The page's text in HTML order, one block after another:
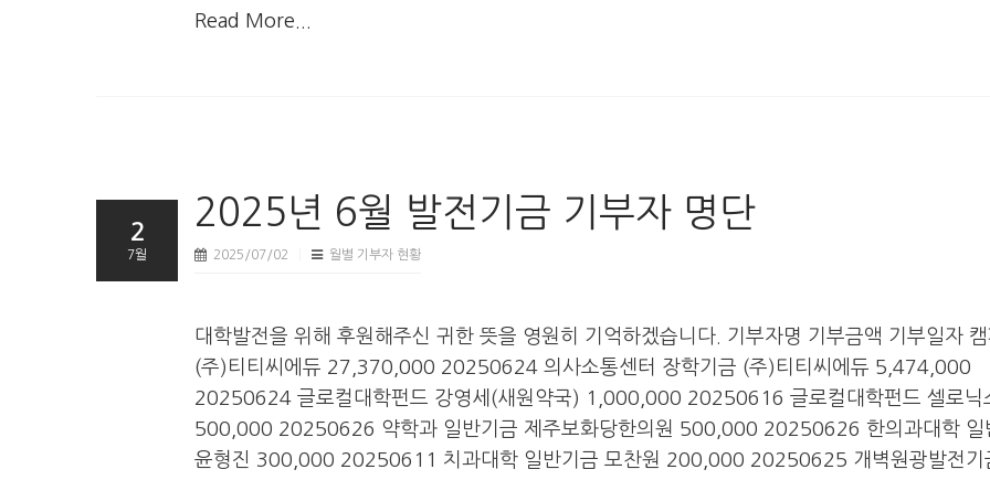
Read More...
2025년 6월 발전기금 기부자 명단
2025/07/02 월별 기부자 현황
대학발전을 위해 후원해주신 귀한 뜻을 영원히 기억하겠습니다. 기부자명 기부금액 기부일자 캠
(주)티티씨에듀 27,370,000 20250624 의사소통센터 장학기금 (주)티티씨에듀 5,474,000
20250624 글로컬대학펀드 강영세(새원약국) 1,000,000 20250616 글로컬대학펀드 셀로닉
500,000 20250626 약학과 일반기금 제주보화당한의원 500,000 20250626 한의과대학 일
윤형진 300,000 20250611 치과대학 일반기금 모찬원 200,000 20250625 개벽원광발전기
2
7월